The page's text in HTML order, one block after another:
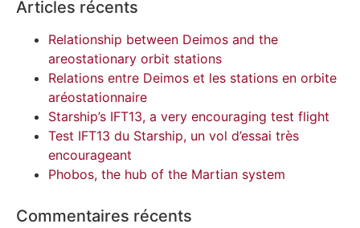
Articles récents
Relationship between Deimos and the
areostationary orbit stations
Relations entre Deimos et les stations en orbite
aréostationnaire
Starship’s IFT13, a very encouraging test flight
Test IFT13 du Starship, un vol d’essai très
encourageant
Phobos, the hub of the Martian system
Commentaires récents